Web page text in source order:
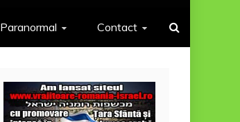
Paranormal Contact